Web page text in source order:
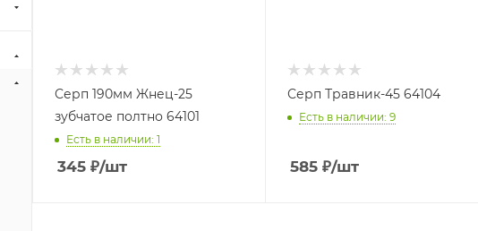
Серп 190мм Жнец-25
зубчатое полтно 64101
Есть в наличии: 1
345 ₽/шт
Серп Травник-45 64104
Есть в наличии: 9
585₽/шт